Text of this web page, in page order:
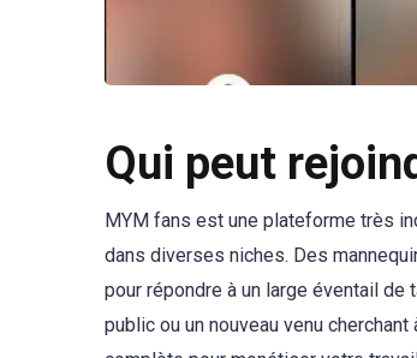
Qui peut
MYM fans est une plateforme très
dans diverses niches. Des
pour répondre à un large éventail
public ou un nouveau venu